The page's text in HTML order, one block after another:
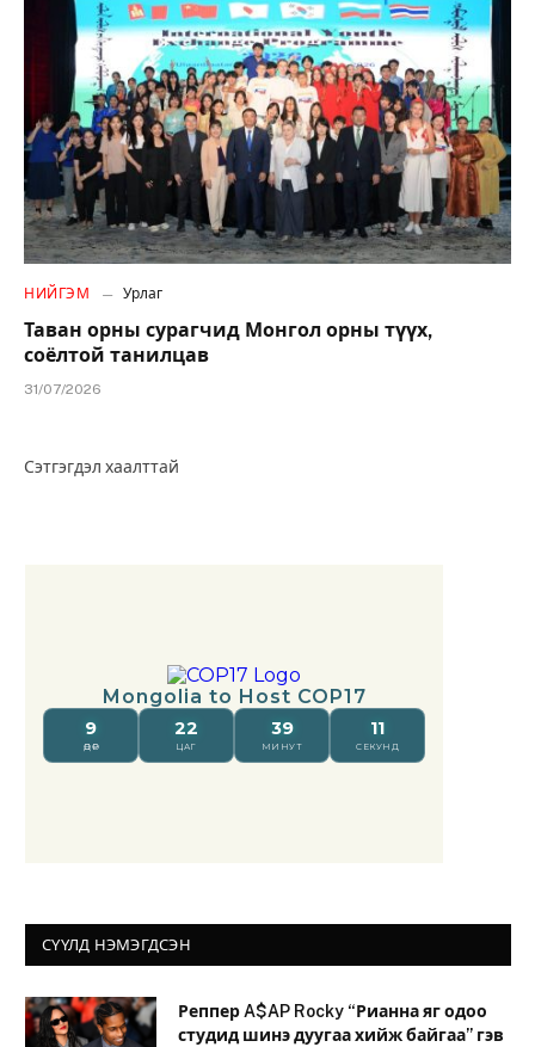
НИЙГЭМ Урлаг
Таван орны сурагчид Монгол орны түүх,
соёлтой танилцав
31/07/2026
Сэтгэгдэл хаалттай
СҮҮЛД НЭМЭГДСЭН
Реппер A$AP Rocky “Рианна яг одоо
студид шинэ дуугаа хийж байгаа” гэв